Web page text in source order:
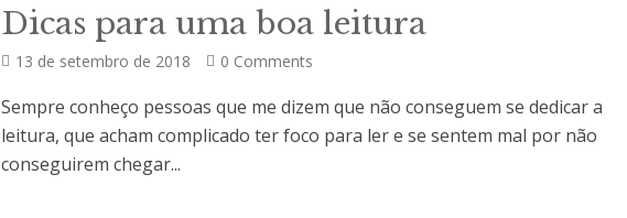
Dicas para uma boa leitura
13 de setembro de 2018 0 Comments
Sempre conheço pessoas que me dizem que não conseguem se dedicar a
leitura, que acham complicado ter foco para ler e se sentem mal por não
conseguirem chegar...